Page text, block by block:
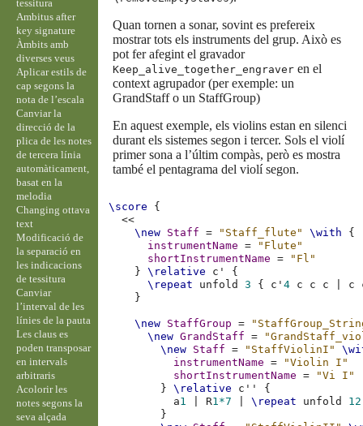
Quan tornen a sonar, sovint es prefereix
mostrar tots els instruments del grup. Això es
pot fer afegint el gravador
Keep_alive_together_engraveren el
context agrupador (per exemple: un
GrandStaff o un StaffGroup)
En aquest exemple, els violins estan en silenci
durant els sistemes segon i tercer. Sols el violí
primer sona a l’últim compàs, però es mostra
també el pentagrama del violí segon.
\score
{
<<
\new Staff = "Staff_flute" \with
{
instrumentName
=
"Flute"
shortInstrumentName
=
"Fl"
}
\relative c'
{
\repeat
unfold 3 { c'4 c c c c
}
\new StaffGroup =
\new GrandStaff =
\new Staff = "StaffViolinI"
instrumentName
=
"Violin I"
shortInstrumentName
=
"Vi I"
}
\relative c''
{
a1 R1*7 \repeat unfold
12
}
tessitura
Ambitus after
key signature
Àmbits amb
diverses veus
Aplicar estils de
cap segons la
nota de l’escala
Canviar la
direcció de la
plica de les notes
de tercera línia
automàticament,
basat en la
melodia
Changing ottava
text
Modificació de
la separació en
les indicacions
de tessitura
Canviar
l’interval de les
línies de la pauta
Les claus es
poden transposar
en intervals
arbitraris
Acolorir les
notes segons la
seva alçada